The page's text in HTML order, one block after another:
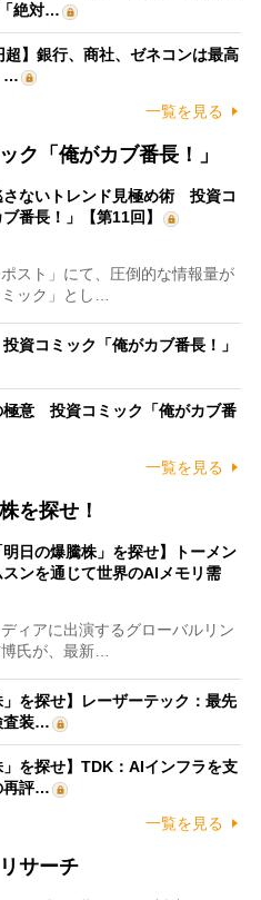
絶対…
超】銀行、商社、ゼネコンは最高
…
一覧を見る
ク「俺がカブ番長！」
さないトレンド見極め術 投資コ
番長！」【第11回】
スト」にて、圧倒的な情報量が
ック」とし…
資コミック「俺がカブ番長！」
極意 投資コミック「俺がカブ番
一覧を見る
を探せ！
明日の爆騰株」を探せ】トーメン
ンを通じて世界のAIメモリ需
ィアに出演するグローバルリン
氏が、最新…
」を探せ】レーザーテック：最先
査装…
」を探せ】TDK：AIインフラを支
再評…
一覧を見る
サーチ